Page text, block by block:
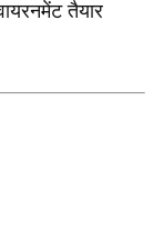
तैयार